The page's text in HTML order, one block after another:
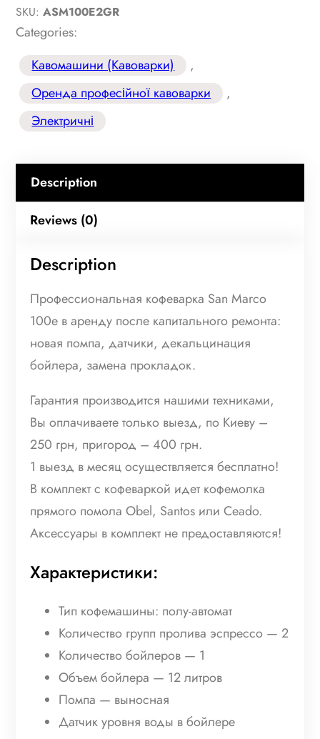
SKU:ASM100E2GR
Categories:
Кавомашини (Кавоварки)
,
Оренда професійної кавоварки
,
Электричні
Description
Reviews (0)
Description
Профессиональная кофеварка San Marco
100e в аренду после капитального ремонта:
новая помпа, датчики, декальцинация
бойлера, замена прокладок.
Гарантия производится нашими техниками,
Вы оплачиваете только выезд, по Киеву –
250 грн, пригород – 400 грн.
1 выезд в месяц осуществляется бесплатно!
В комплект с кофеваркой идет кофемолка
прямого помола Obel, Santos или Ceado.
Аксессуары в комплект не предоставляются!
Характеристики:
Тип кофемашины: полу-автомат
Количество групп пролива эспрессо — 2
Количество бойлеров — 1
Объем бойлера — 12 литров
Помпа — выносная
Датчик уровня воды в бойлере